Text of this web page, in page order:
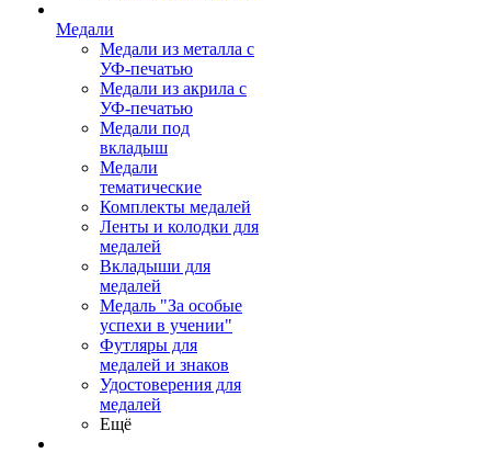
Медали
Медали из металла с
УФ-печатью
Медали из акрила с
УФ-печатью
Медали под
вкладыш
Медали
тематические
Комплекты медалей
Ленты и колодки для
медалей
Вкладыши для
медалей
Медаль "За особые
успехи в учении"
Футляры для
медалей и знаков
Удостоверения для
медалей
Ещё